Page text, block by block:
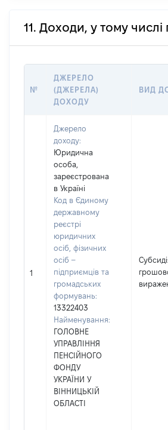
11. Доходи, у тому
№
ДЖЕРЕЛО
(ДЖЕРЕЛА)
ДОХОДУ
ВИД
1
Джерело
доходу:
Юридична
особа,
зареєстрована
в Україні
Код в Єдиному
державному
реєстрі
юридичних
осіб, фізичних
осіб –
підприємців та
громадських
формувань:
13322403
Найменування:
ГОЛОВНЕ
УПРАВЛІННЯ
ПЕНСІЙНОГО
ФОНДУ
УКРАЇНИ У
ВІННИЦЬКІЙ
ОБЛАСТІ